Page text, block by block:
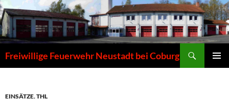
Zum
Inhalt
springen
Freiwillige Feuerwehr Neustadt bei Coburg
EINSÄTZE,THL